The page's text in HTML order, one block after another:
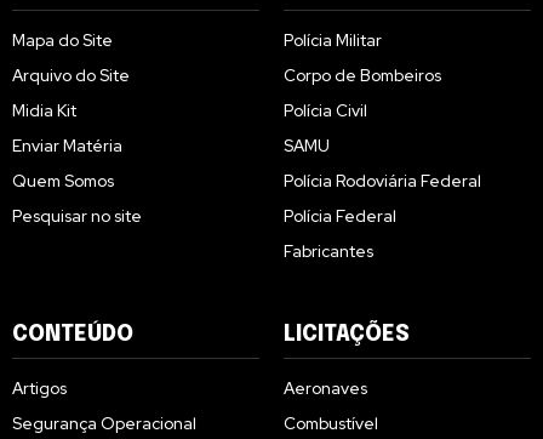
Mapa do Site
Arquivo do Site
Midia Kit
Enviar Matéria
Quem Somos
Pesquisar no site
Polícia Militar
Corpo de Bombeiros
Polícia Civil
SAMU
Polícia Rodoviária Federal
Polícia Federal
Fabricantes
CONTEÚDO
Artigos
Segurança Operacional
LICITAÇÕES
Aeronaves
Combustível